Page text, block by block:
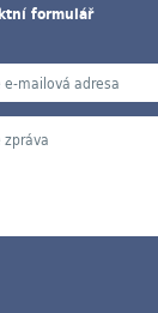
formulář